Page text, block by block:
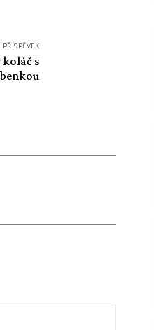
PŘÍSPĚVEK
s